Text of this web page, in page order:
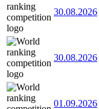
30.08.2026
30.08.2026
01.09.2026